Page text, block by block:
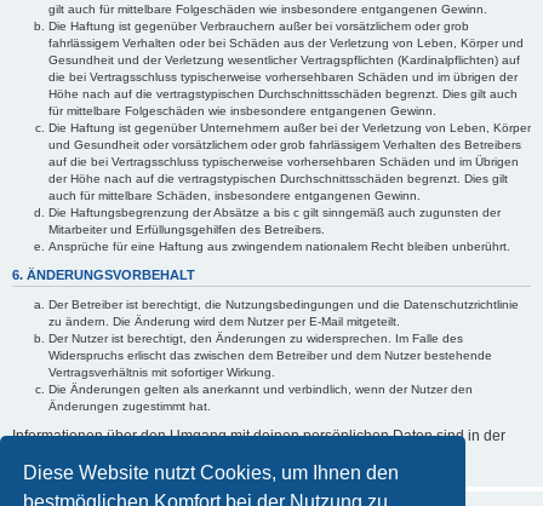
Diese Website nutzt Cookies, um Ihnen den
bestmöglichen Komfort bei der Nutzung zu
gilt auch für mittelbare Folgeschäden wie insbesondere entgangenen Gewinn.
Die Haftung ist gegenüber Verbrauchern außer bei vorsätzlichem oder grob
fahrlässigem Verhalten oder bei Schäden aus der Verletzung von Leben, Körper und
Gesundheit und der Verletzung wesentlicher Vertragspflichten (Kardinalpflichten) auf
die bei Vertragsschluss typischerweise vorhersehbaren Schäden und im übrigen der
Höhe nach auf die vertragstypischen Durchschnittsschäden begrenzt. Dies gilt auch
für mittelbare Folgeschäden wie insbesondere entgangenen Gewinn.
Die Haftung ist gegenüber Unternehmern außer bei der Verletzung von Leben, Körper
und Gesundheit oder vorsätzlichem oder grob fahrlässigem Verhalten des Betreibers
auf die bei Vertragsschluss typischerweise vorhersehbaren Schäden und im Übrigen
der Höhe nach auf die vertragstypischen Durchschnittsschäden begrenzt. Dies gilt
auch für mittelbare Schäden, insbesondere entgangenen Gewinn.
Die Haftungsbegrenzung der Absätze a bis c gilt sinngemäß auch zugunsten der
Mitarbeiter und Erfüllungsgehilfen des Betreibers.
Ansprüche für eine Haftung aus zwingendem nationalem Recht bleiben unberührt.
6. ÄNDERUNGSVORBEHALT
Der Betreiber ist berechtigt, die Nutzungsbedingungen und die Datenschutzrichtlinie
zu ändern. Die Änderung wird dem Nutzer per E-Mail mitgeteilt.
Der Nutzer ist berechtigt, den Änderungen zu widersprechen. Im Falle des
Widerspruchs erlischt das zwischen dem Betreiber und dem Nutzer bestehende
Vertragsverhältnis mit sofortiger Wirkung.
Die Änderungen gelten als anerkannt und verbindlich, wenn der Nutzer den
Änderungen zugestimmt hat.
Informationen über den Umgang mit deinen persönlichen Daten sind in der